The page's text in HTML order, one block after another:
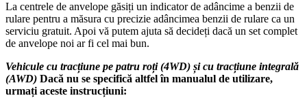
La centrele de anvelope găsiți un indicator de adâncime a benzii de
rulare pentru a măsura cu precizie adâncimea benzii de rulare ca un
serviciu gratuit. Apoi vă putem ajuta să decideți dacă un set complet
de anvelope noi ar fi cel mai bun.
Vehicule cu tracțiune pe patru roți (4WD) și cu tracțiune integrală
(AWD) Dacă nu se specifică altfel în manualul de utilizare,
urmați aceste instrucțiuni: